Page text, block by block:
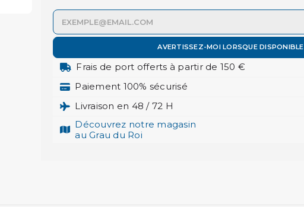
AVERTISSEZ-MOI LORSQUE DISPONIBLE
Frais de port offerts à partir de 150 €
Paiement 100% sécurisé
Livraison en 48 / 72 H
Découvrez notre magasin
au Grau du Roi